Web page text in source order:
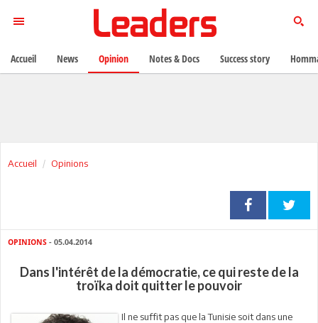
Accueil Opinions
OPINIONS - 05.04.2014
Dans l'intérêt de la démocratie, ce qui reste de la
troïka doit quitter le pouvoir
Il ne suffit pas que la Tunisie soit dans une
Accueil News Opinion Notes & Docs Success story